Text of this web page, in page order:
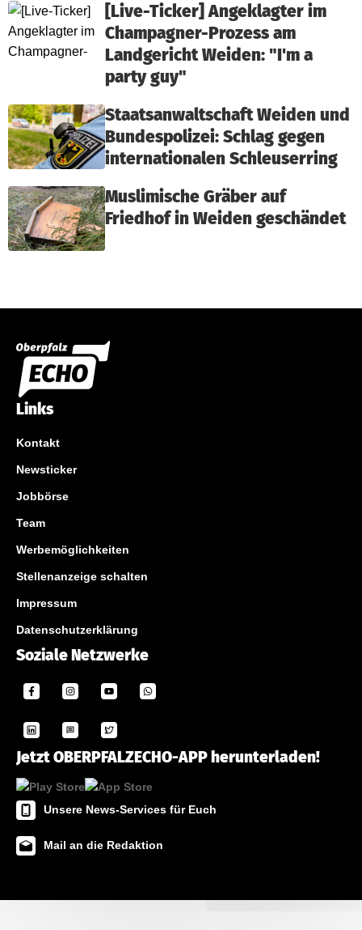
[Live-Ticker] Angeklagter im
Champagner-Prozess am
Landgericht Weiden: "I'm a
party guy"
Staatsanwaltschaft Weiden und
Bundespolizei: Schlag gegen
internationalen Schleuserring
Muslimische Gräber auf
Friedhof in Weiden geschändet
Links
Kontakt
Newsticker
Jobbörse
Team
Werbemöglichkeiten
Stellenanzeige schalten
Impressum
Datenschutzerklärung
Soziale Netzwerke
Jetzt OBERPFALZECHO-APP herunterladen!
Unsere News-Services für Euch
Mail an die Redaktion